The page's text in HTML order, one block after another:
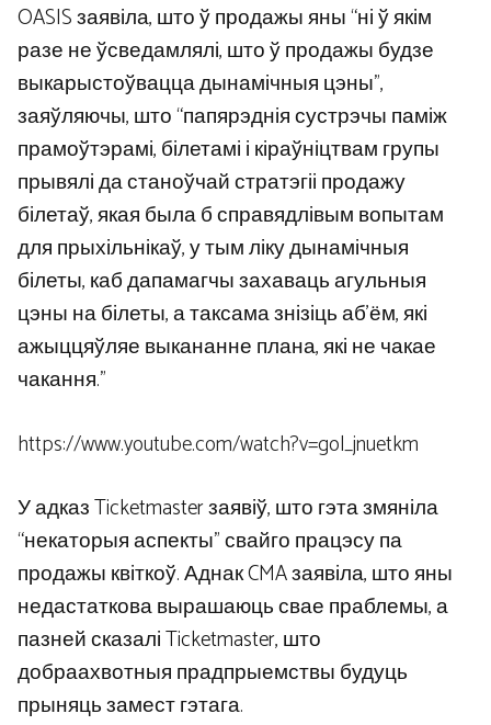
OASIS заявіла, што ў продажы яны “ні ў якім
разе не ўсведамлялі, што ў продажы будзе
выкарыстоўвацца дынамічныя цэны”,
заяўляючы, што “папярэднія сустрэчы паміж
прамоўтэрамі, білетамі і кіраўніцтвам групы
прывялі да станоўчай стратэгіі продажу
білетаў, якая была б справядлівым вопытам
для прыхільнікаў, у тым ліку дынамічныя
білеты, каб дапамагчы захаваць агульныя
цэны на білеты, а таксама знізіць аб’ём, які
ажыццяўляе выкананне плана, які не чакае
чакання.”
https://www.youtube.com/watch?v=gol_jnuetkm
У адказ Ticketmaster заявіў, што гэта змяніла
“некаторыя аспекты” свайго працэсу па
продажы квіткоў. Аднак CMA заявіла, што яны
недастаткова вырашаюць свае праблемы, а
пазней сказалі Ticketmaster, што
добраахвотныя прадпрыемствы будуць
прыняць замест гэтага.